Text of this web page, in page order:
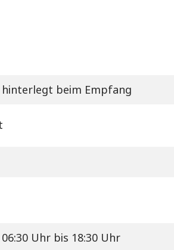
hinterlegt beim Empfang
Uhr bis 18:30 Uhr